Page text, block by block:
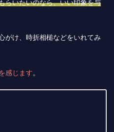
らいたいのなら、いい印象を与
がけ、時折相槌などをいれてみ
感じます 。